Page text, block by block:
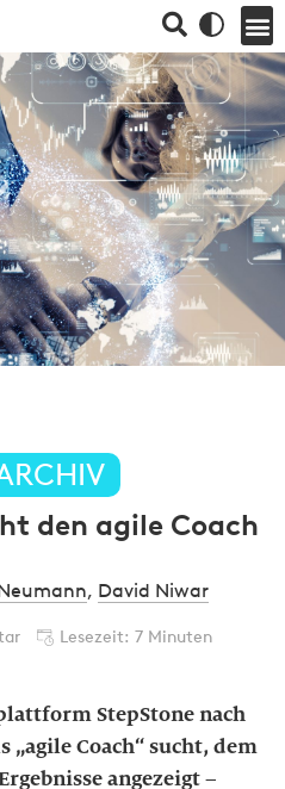
den agile Coach
, David Niwar
Lesezeit: 7 Minuten
StepStone nach
Coach“ sucht, dem
angezeigt –